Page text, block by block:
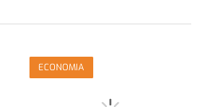
ECONOMIA